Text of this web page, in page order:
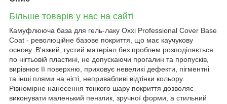
Більше товарів у нас на сайті
Камуфлююча база для гель-лаку Oxxi Professional Cover Base
Coat - революційне базове покриття, що має каучукову
основу. В'язкий, густий матеріал без проблем розподіляється
по нігтьовій пластині, не допускаючи прогалин та пропусків,
вирівнює її поверхню, приховує невеликі дефекти, пігментні
та інші плями на нігті, непривабливі відтінки кольору.
Рівномірне нанесення тонкого шару покриття дозволяє
виконувати маленький пензлик, зручної форми, а стильний